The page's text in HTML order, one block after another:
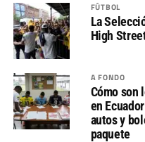
FÚTBOL
La
High
A FONDO
Cómo son
en
autos y
paquete